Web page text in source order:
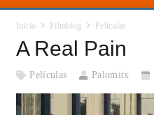
Inicio Filmblog Películas
A Real Pain
Películas Palomiix